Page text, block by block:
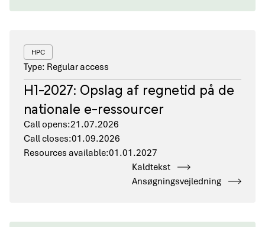
HPC
Type: Regular access
H1-2027: Opslag af regnetid på de
nationale e-ressourcer
Call opens:21.07.2026
Call closes:01.09.2026
Resources available:01.01.2027
Kaldtekst
Ansøgningsvejledning